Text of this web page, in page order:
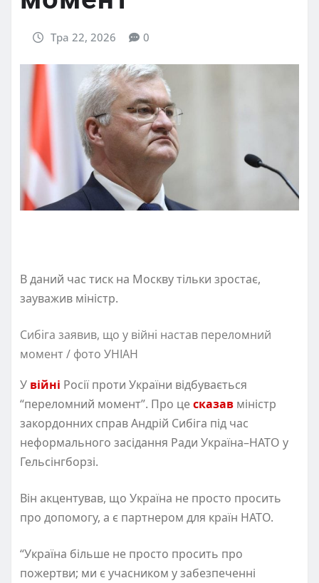
Тра 22, 2026 0
В даний час тиск на Москву тільки зростає,
зауважив міністр.
Сибіга заявив, що у війні настав переломний
момент / фото УНІАН
У війні Росії проти України відбувається
“переломний момент”. Про цесказав міністр
закордонних справ Андрій Сибіга під час
неформального засідання Ради Україна–НАТО у
Гельсінгборзі.
Він акцентував, що Україна не просто просить
про допомогу, а є партнером для країн НАТО.
“Україна більше не просто просить про
пожертви; ми є учасником у забезпеченні